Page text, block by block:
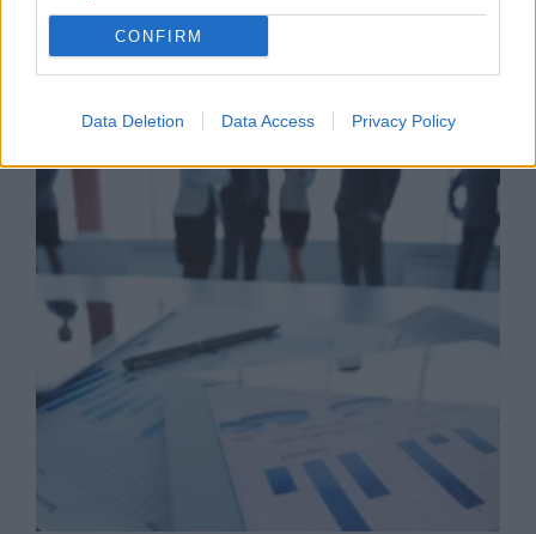
CONFIRM
Data Deletion Data Access Privacy Policy
Business Know-how